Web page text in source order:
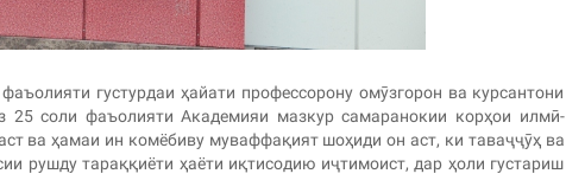
густурдаи ҳайати профессорону омӯзгорон ва курсантони
соли фаъолияти Академияи мазкур самаранокии корҳои илмӣ-
ва ҳамаи ин комёбиву муваффақият шоҳиди он аст, ки таваҷҷӯҳ ва
рушду тараққиёти ҳаёти иқтисодию иҷтимоист, дар ҳоли густариш